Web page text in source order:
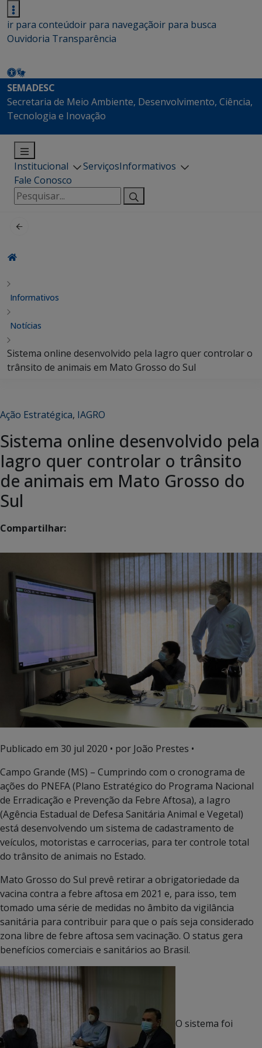
ir para conteúdoir para navegaçãoir para busca
Ouvidoria Transparência
SEMADESC
Secretaria de Meio Ambiente, Desenvolvimento, Ciência,
Tecnologia e Inovação
Institucional ServiçosInformativos
Fale Conosco
Pesquisar
por:
Informativos
Notícias
Sistema online desenvolvido pela Iagro quer controlar o
trânsito de animais em Mato Grosso do Sul
Ação Estratégica, IAGRO
Sistema online desenvolvido pela
Iagro quer controlar o trânsito
de animais em Mato Grosso do
Sul
Compartilhar:
Publicado em 30 jul 2020 • por João Prestes •
Campo Grande (MS) – Cumprindo com o cronograma de
ações do PNEFA (Plano Estratégico do Programa Nacional
de Erradicação e Prevenção da Febre Aftosa), a Iagro
(Agência Estadual de Defesa Sanitária Animal e Vegetal)
está desenvolvendo um sistema de cadastramento de
veículos, motoristas e carrocerias, para ter controle total
do trânsito de animais no Estado.
Mato Grosso do Sul prevê retirar a obrigatoriedade da
vacina contra a febre aftosa em 2021 e, para isso, tem
tomado uma série de medidas no âmbito da vigilância
sanitária para contribuir para que o país seja considerado
zona libre de febre aftosa sem vacinação. O status gera
benefícios comerciais e sanitários ao Brasil.
O sistema foi